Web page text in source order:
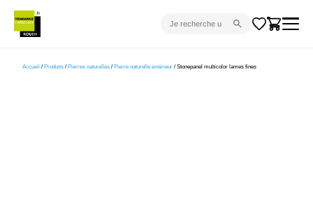
Accueil / Produits / Pierres naturelles / Pierre naturelle extérieur / Stonepanel multicolor lames fines